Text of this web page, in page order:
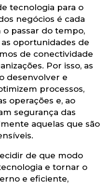
tecnologia para o
negócios é cada
o passar do tempo,
oportunidades de
de conectividade
Por isso, as
desenvolver e
processos,
operações e, ao
segurança das
aquelas que são
de que modo
e tornar o
e eficiente,